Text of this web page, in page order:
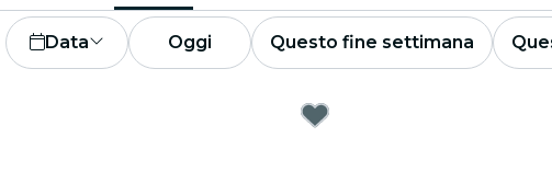
Data Oggi Questo fine settimana